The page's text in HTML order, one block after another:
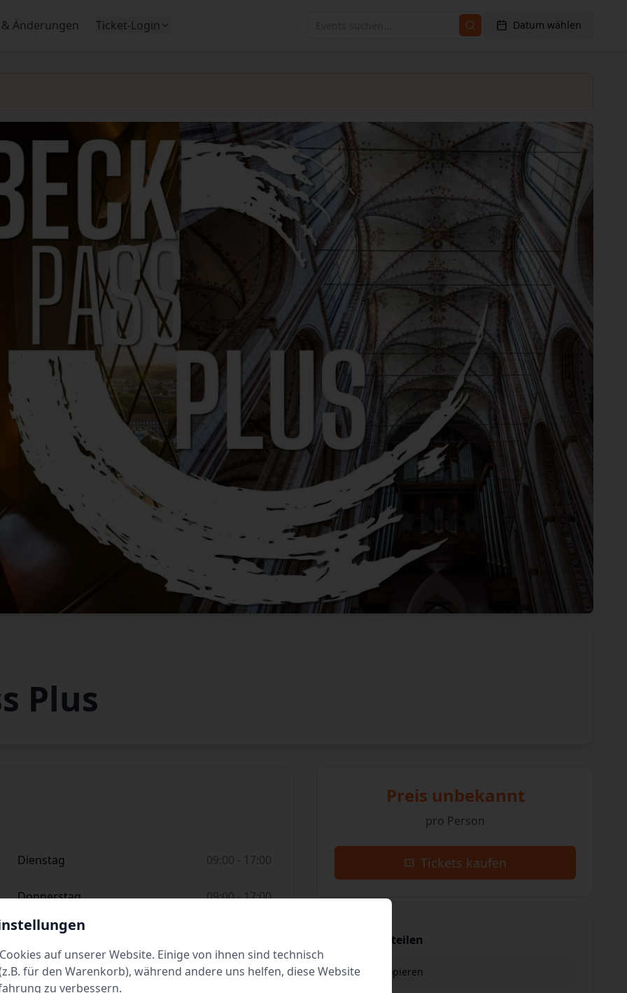
Änderungen Ticket-Login Datum wählen
Plus
Dienstag 09:00 - 17:00
Donnerstag 09:00 - 17:00
Samstag
Preis unbekannt
pro Person
Tickets kaufen
Event teilen
Link kopieren
auf unserer Website. Einige von ihnen sind technisch
für den Warenkorb), während andere uns helfen, diese Website
zu verbessern.